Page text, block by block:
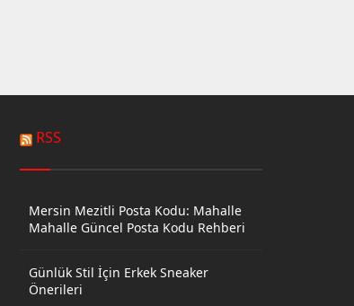
RSS
Mersin Mezitli Posta Kodu: Mahalle
Mahalle Güncel Posta Kodu Rehberi
Günlük Stil İçin Erkek Sneaker
Önerileri